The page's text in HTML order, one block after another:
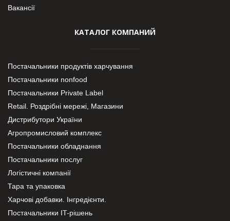
Вакансії
КАТАЛОГ КОМПАНИЙ
Постачальники продуктів харчування
Постачальники nonfood
Постачальники Private Label
Retail. Роздрібні мережі, Магазини
Дистрибутори України
Агропромисловий комплекс
Постачальники обладнання
Постачальники послуг
Логістичні компанії
Тара та упаковка
Харчові добавки. Інгредієнти.
Постачальники IT-рішень